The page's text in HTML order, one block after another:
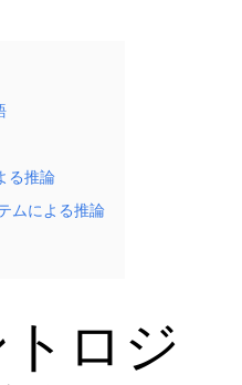
る推論
ムによる推論
ロジ